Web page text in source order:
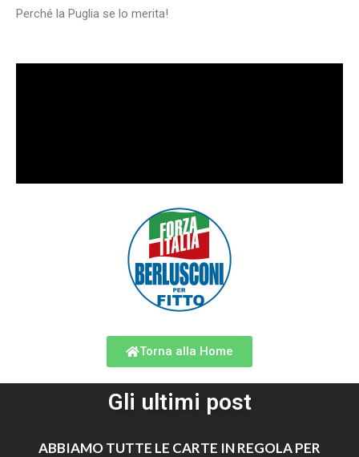
Perché la Puglia se lo merita!
Torna alla Home
Gli ultimi post
ABBIAMO TUTTE LE CARTE IN REGOLA PER